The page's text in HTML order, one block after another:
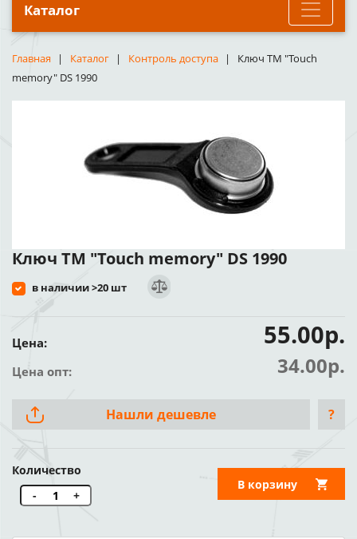
Каталог
Главная Каталог Контроль доступа
Ключ TM "Touch
memory" DS 1990
Ключ TM "Touch memory" DS 1990
в наличии >20 шт
Цена: 55.00р.
Цена опт: 34.00р.
Нашли дешевле ?
Количество
-
+
В корзину